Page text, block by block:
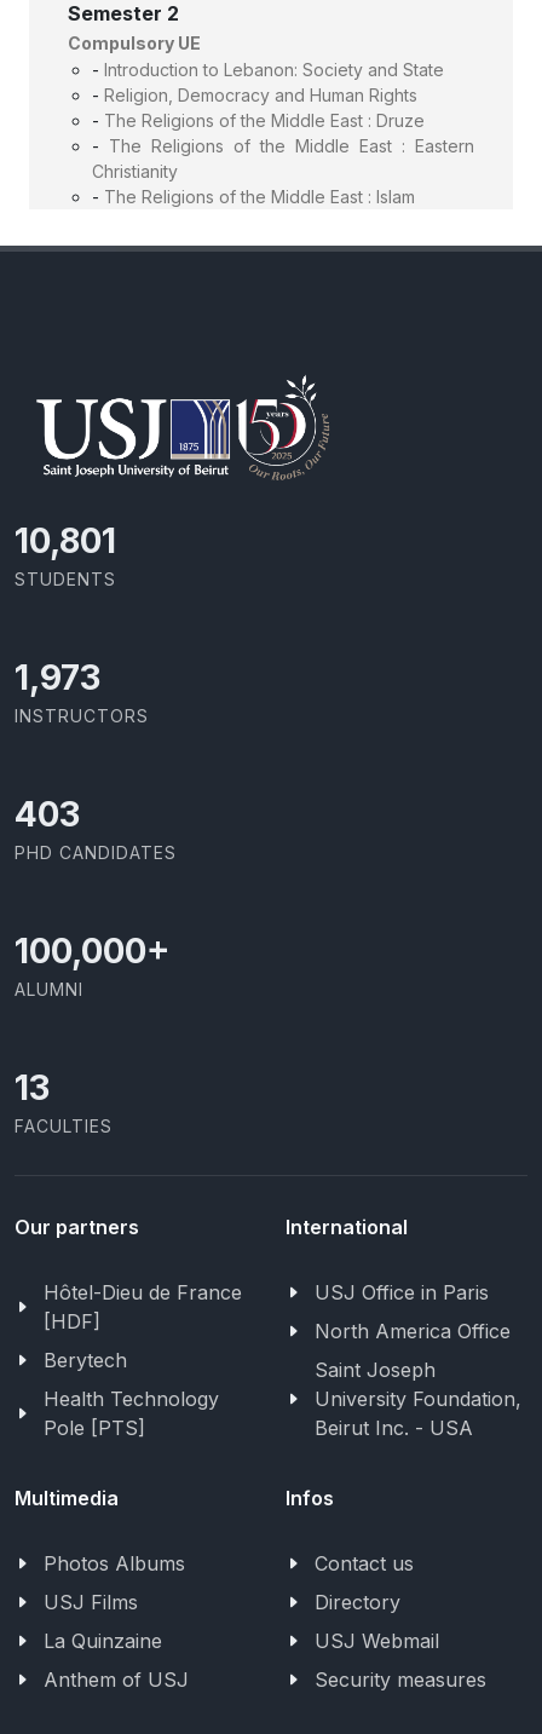
Semester 2
Compulsory UE
- Introduction to Lebanon: Society and State
- Religion, Democracy and Human Rights
- The Religions of the Middle East : Druze
- The Religions of the Middle East : Eastern
Christianity
- The Religions of the Middle East : Islam
11,418
STUDENTS
2,086
INSTRUCTORS
426
PHD CANDIDATES
100,000+
ALUMNI
13
FACULTIES
Our partners
Hôtel-Dieu de France
[HDF]
Berytech
Health Technology
Pole [PTS]
International
USJ Office in Paris
North America Office
Saint Joseph
University Foundation,
Beirut Inc. - USA
Multimedia
Photos Albums
USJ Films
La Quinzaine
Anthem of USJ
Infos
Contact us
Directory
USJ Webmail
Security measures